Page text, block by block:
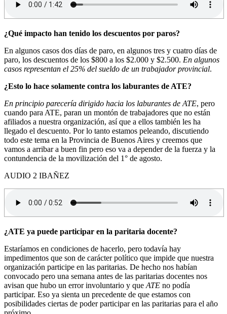
¿Qué impacto han tenido los descuentos por paros?
En algunos casos dos días de paro, en algunos tres y cuatro días de
paro, los descuentos de los $800 a los $2.000 y $2.500. En algunos
casos representan el 25% del sueldo de un trabajador provincial.
¿Esto lo hace solamente contra los laburantes de ATE?
En principio parecería dirigido hacia los laburantes de ATE, pero
cuando para ATE, paran un montón de trabajadores que no están
afiliados a nuestra organización, así que a ellos también les ha
llegado el descuento. Por lo tanto estamos peleando, discutiendo
todo este tema en la Provincia de Buenos Aires y creemos que
vamos a arribar a buen fin pero eso va a depender de la fuerza y la
contundencia de la movilización del 1° de agosto.
AUDIO 2 IBAÑEZ
¿ATE ya puede participar en la paritaria docente?
Estaríamos en condiciones de hacerlo, pero todavía hay
impedimentos que son de carácter político que impide que nuestra
organización participe en las paritarias. De hecho nos habían
convocado pero una semana antes de las paritarias docentes nos
avisan que hubo un error involuntario y que ATE no podía
participar. Eso ya sienta un precedente de que estamos con
posibilidades ciertas de poder participar en las paritarias para el año